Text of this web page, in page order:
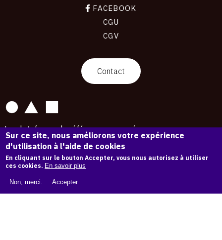
FACEBOOK
CGU
CGV
Contact
La plateforme de référence pour créer,
conserver et promouvoir l'Histoire de l'Art.
Des catalogues raisonnés aux archives
d'expositions.
43 254 œuvres d'art — 7 587 expositions
Copyright © OAM 2026. Tous droits réservés.
Sur ce site, nous améliorons votre expérience
d'utilisation à l'aide de cookies
En cliquant sur le bouton Accepter, vous nous autorisez à utiliser
ces cookies. En savoir plus
Non, merci. Accepter